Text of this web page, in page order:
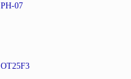
PH-07
OT25F3